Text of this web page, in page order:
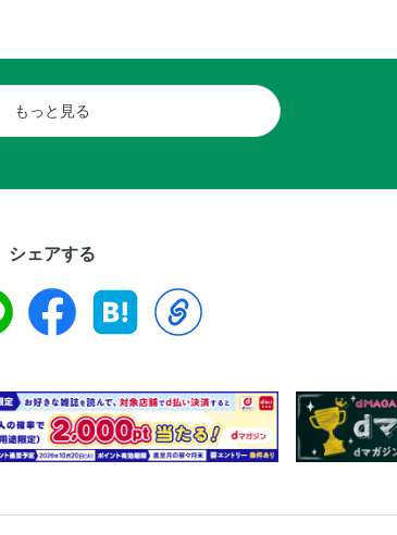
もっと見る
シェアする